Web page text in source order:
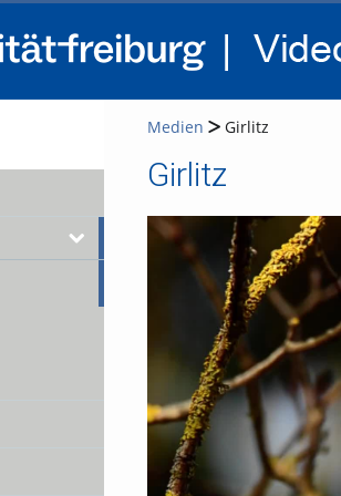
Medien Girlitz
Girlitz